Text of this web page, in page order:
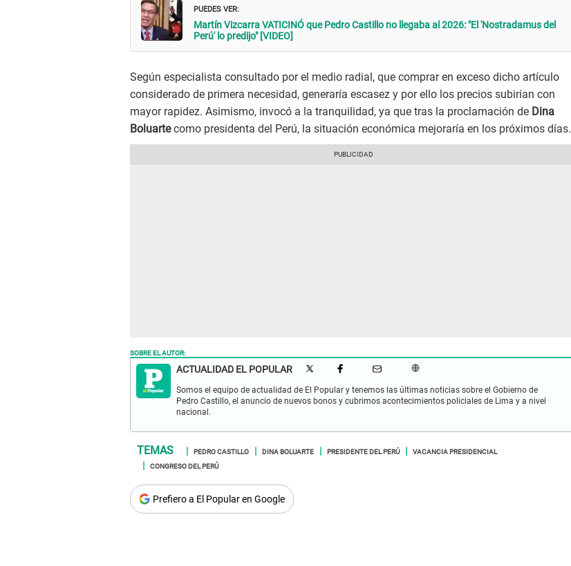
PUEDES VER:
Martín Vizcarra VATICINÓ que Pedro Castillo no llegaba al 2026: "El 'Nostradamus del
Perú' lo predijo" [VIDEO]
Según especialista consultado por el medio radial, que comprar en exceso dicho artículo
considerado de primera necesidad, generaría escasez y por ello los precios subirían con
mayor rapidez. Asimismo, invocó a la tranquilidad, ya que tras la proclamación de Dina
Boluartecomo presidenta del Perú, la situación económica mejoraría en los próximos días.
SOBRE EL AUTOR:
ACTUALIDAD EL POPULAR
Somos el equipo de actualidad de El Popular y tenemos las últimas noticias sobre el Gobierno de
Pedro Castillo, el anuncio de nuevos bonos y cubrimos acontecimientos policiales de Lima y a nivel
nacional.
PEDRO CASTILLO DINA BOLUARTE PRESIDENTE DEL PERÚ
VACANCIA PRESIDENCIAL
CONGRESO DEL PERÚ
Prefiero a El Popular en Google